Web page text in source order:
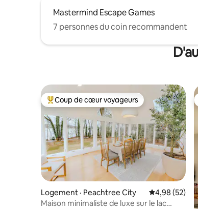
Mastermind Escape Games
7 personnes du coin recommandent
Coup de cœur voyageurs parmi les plus aimés
Coup de cœur voyageurs
Logement · Peachtree City Note
4,98 (52)
Maison minimaliste de luxe sur le lac